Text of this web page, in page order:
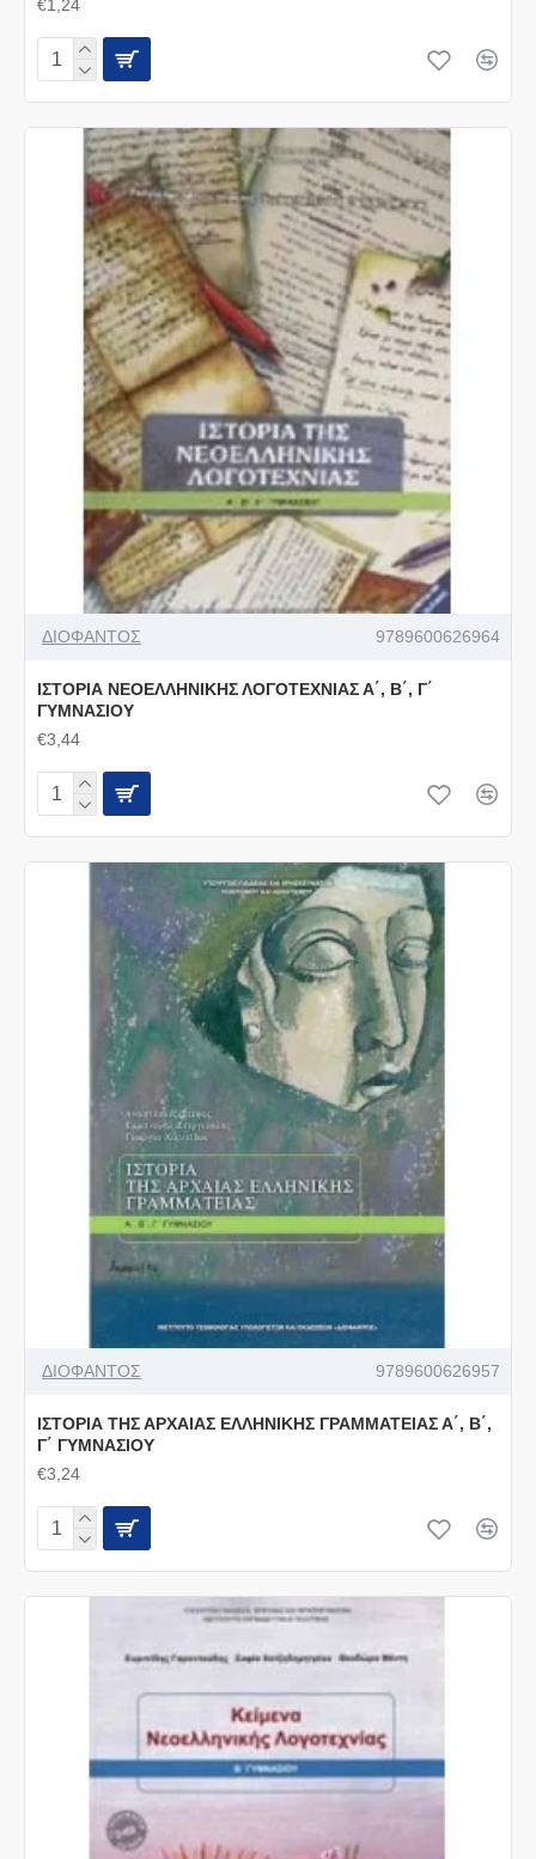
€1,24
ΔΙΟΦΑΝΤΟΣ 9789600626964
ΙΣΤΟΡΙΑ ΝΕΟΕΛΛΗΝΙΚΗΣ ΛΟΓΟΤΕΧΝΙΑΣ Α΄, Β΄, Γ΄
ΓΥΜΝΑΣΙΟΥ
€3,44
ΔΙΟΦΑΝΤΟΣ 9789600626957
ΙΣΤΟΡΙΑ ΤΗΣ ΑΡΧΑΙΑΣ ΕΛΛΗΝΙΚΗΣ ΓΡΑΜΜΑΤΕΙΑΣ Α΄, Β΄,
Γ΄ ΓΥΜΝΑΣΙΟΥ
€3,24